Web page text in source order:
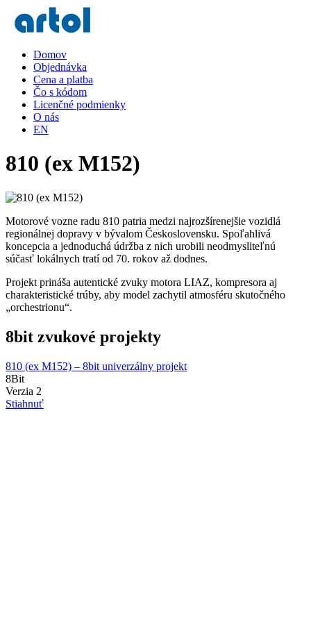
Domov
Objednávka
Cena a platba
Čo s kódom
Licenčné podmienky
O nás
EN
810 (ex M152)
Motorové vozne radu 810 patria medzi najrozšírenejšie vozidlá
regionálnej dopravy v bývalom Československu. Spoľahlivá
koncepcia a jednoduchá údržba z nich urobili neodmysliteľnú
súčasť lokálnych tratí od 70. rokov až dodnes.
Projekt prináša autentické zvuky motora LIAZ, kompresora aj
charakteristické trúby, aby model zachytil atmosféru skutočného
„orchestrionu“.
8bit zvukové projekty
810 (ex M152) – 8bit univerzálny projekt
8Bit
Verzia 2
Stiahnuť